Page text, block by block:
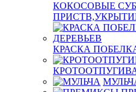
КОКОСОВЫЕ
КРАСКА